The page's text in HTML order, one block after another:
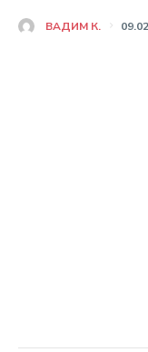
ВАДИМ К.